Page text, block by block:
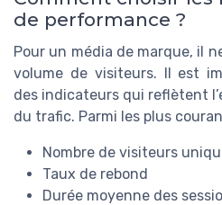
de performance ?
Pour un média de marque, il
volume de visiteurs. Il est
des indicateurs qui reflètent
du trafic. Parmi les plus
Nombre de visiteurs
Taux de rebond
Durée moyenne des